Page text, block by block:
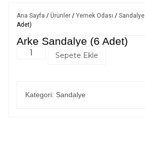
Ana Sayfa / Ürünler / Yemek Odası / Sandalye
Adet)
Arke Sandalye (6 Adet)
Sepete Ekle
Kategori: Sandalye